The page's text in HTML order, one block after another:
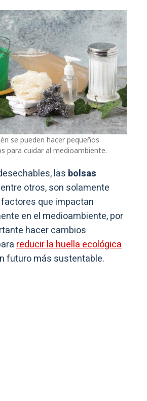
se pueden hacer pequeños
para cuidar al medioambiente.
las bolsas
entre otros, son solamente
que impactan
en el medioambiente, por
hacer cambios
reducir la huella ecológica
futuro más sustentable.